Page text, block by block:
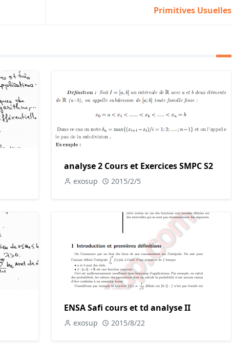
Primitives Usuelles
analyse 2 Cours et Exercices SMPC S2
exosup 2015/2/5
ENSA Safi cours et td analyse II
exosup 2015/8/22